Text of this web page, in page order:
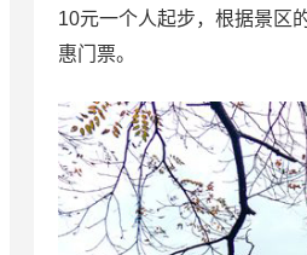
10元一个人起步，根据景区
惠门票。